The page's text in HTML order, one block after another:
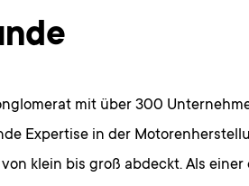
mit über 300
Expertise in der
klein bis groß abdeckt. Als